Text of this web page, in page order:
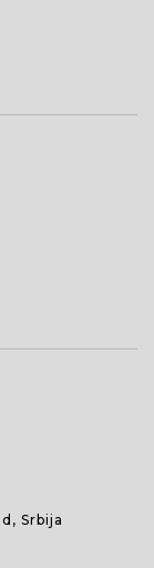
Srbija